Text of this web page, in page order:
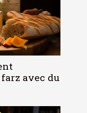
avec du